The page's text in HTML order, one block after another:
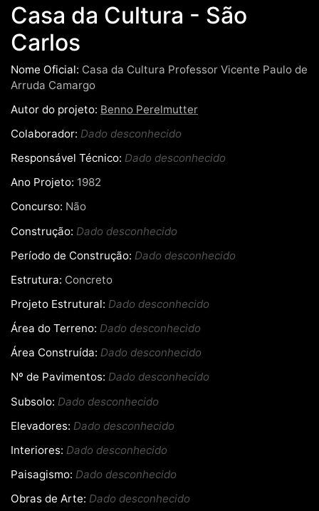
Casa da Cultura - São
Carlos
Nome Oficial: Casa da Cultura Professor Vicente Paulo de
Arruda Camargo
Autor do projeto: Benno Perelmutter
Colaborador: Dado desconhecido
Responsável Técnico: Dado desconhecido
Ano Projeto: 1982
Concurso: Não
Construção: Dado desconhecido
Período de Construção: Dado desconhecido
Estrutura: Concreto
Projeto Estrutural: Dado desconhecido
Área do Terreno: Dado desconhecido
Área Construída: Dado desconhecido
Nº de Pavimentos: Dado desconhecido
Subsolo: Dado desconhecido
Elevadores: Dado desconhecido
Interiores: Dado desconhecido
Paisagismo: Dado desconhecido
Obras de Arte: Dado desconhecido